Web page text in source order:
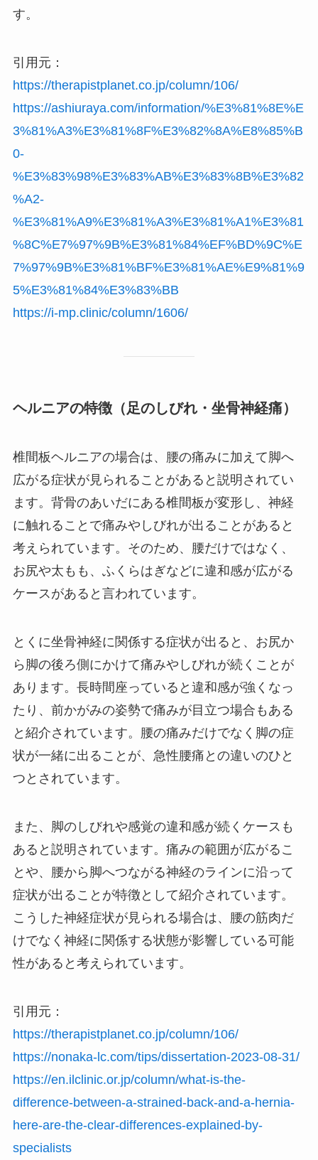
す。
引用元：
https://therapistplanet.co.jp/column/106/
https://ashiuraya.com/information/%E3%81%8E%E
3%81%A3%E3%81%8F%E3%82%8A%E8%85%B
0-
%E3%83%98%E3%83%AB%E3%83%8B%E3%82
%A2-
%E3%81%A9%E3%81%A3%E3%81%A1%E3%81
%8C%E7%97%9B%E3%81%84%EF%BD%9C%E
7%97%9B%E3%81%BF%E3%81%AE%E9%81%9
5%E3%81%84%E3%83%BB
https://i-mp.clinic/column/1606/
ヘルニアの特徴（足のしびれ・坐骨神経痛）
椎間板ヘルニアの場合は、腰の痛みに加えて脚へ
広がる症状が見られることがあると説明されてい
ます。背骨のあいだにある椎間板が変形し、神経
に触れることで痛みやしびれが出ることがあると
考えられています。そのため、腰だけではなく、
お尻や太もも、ふくらはぎなどに違和感が広がる
ケースがあると言われています。
とくに坐骨神経に関係する症状が出ると、お尻か
ら脚の後ろ側にかけて痛みやしびれが続くことが
あります。長時間座っていると違和感が強くなっ
たり、前かがみの姿勢で痛みが目立つ場合もある
と紹介されています。腰の痛みだけでなく脚の症
状が一緒に出ることが、急性腰痛との違いのひと
つとされています。
また、脚のしびれや感覚の違和感が続くケースも
あると説明されています。痛みの範囲が広がるこ
とや、腰から脚へつながる神経のラインに沿って
症状が出ることが特徴として紹介されています。
こうした神経症状が見られる場合は、腰の筋肉だ
けでなく神経に関係する状態が影響している可能
性があると考えられています。
引用元：
https://therapistplanet.co.jp/column/106/
https://nonaka-lc.com/tips/dissertation-2023-08-31/
https://en.ilclinic.or.jp/column/what-is-the-
difference-between-a-strained-back-and-a-hernia-
here-are-the-clear-differences-explained-by-
specialists